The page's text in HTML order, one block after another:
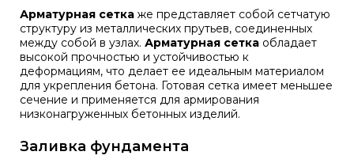
Арматурная сетка же представляет собой сетчатую
структуру из металлических прутьев, соединенных
между собой в узлах. Арматурная сетка обладает
высокой прочностью и устойчивостью к
деформациям, что делает ее идеальным материалом
для укрепления бетона. Готовая сетка имеет меньшее
сечение и применяется для армирования
низконагруженных бетонных изделий.
Заливка фундамента